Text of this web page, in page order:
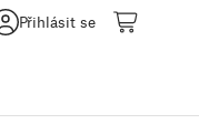
Přihlásit se